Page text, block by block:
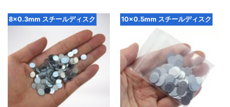
を
通
$58.99
を
通
$112.99
8x0.3mm スチールディスク 10x0.5mm スチールディスク